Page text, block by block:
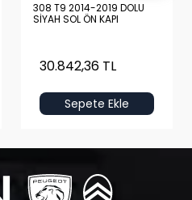
308 T9 2014-2019 DOLU
SİYAH SOL ÖN KAPI
30.842,36 TL
Sepete Ekle